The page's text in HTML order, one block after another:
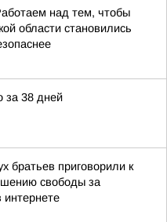
над тем, чтобы
области становились
за 38 дней
братьев приговорили к
свободы за
интернете